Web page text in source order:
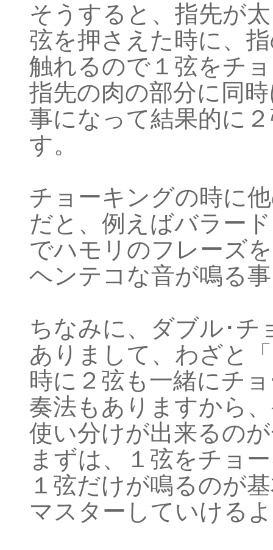
そうすると、指先が
弦を押さえた時に、
触れるので１弦をチ
指先の肉の部分に同
事になって結果的に
す。
チョーキングの時に
だと、例えばバラー
でハモリのフレーズ
ヘンテコな音が鳴る
ちなみに、ダブル･チ
ありまして、わざと
時に２弦も一緒にチ
奏法もありますから
使い分けが出来るの
まずは、１弦をチョ
１弦だけが鳴るのが
マスターしていける